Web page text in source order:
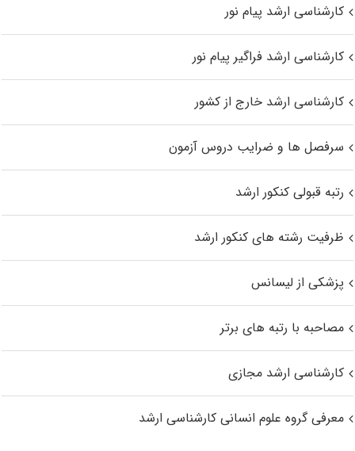
کارشناسی ارشد پیام نور
کارشناسی ارشد فراگیر پیام نور
کارشناسی ارشد خارج از کشور
سرفصل ها و ضرایب دروس آزمون
رتبه قبولی کنکور ارشد
ظرفیت رشته های کنکور ارشد
پزشکی از لیسانس
مصاحبه با رتبه های برتر
کارشناسی ارشد مجازی
معرفی گروه علوم انسانی کارشناسی ارشد